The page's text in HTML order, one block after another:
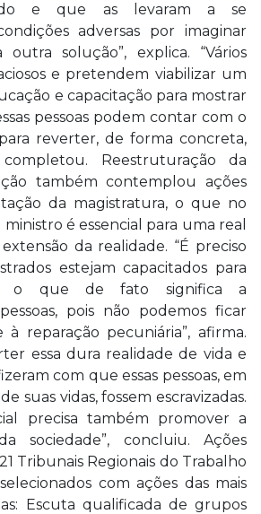
e que as levaram a se
adversas por imaginar
solução”, explica. “Vários
e pretendem viabilizar um
e capacitação para mostrar
pessoas podem contar com o
reverter, de forma concreta,
completou. Reestruturação da
também contemplou ações
da magistratura, o que no
é essencial para uma real
da realidade. “É preciso
estejam capacitados para
o que de fato significa a
pois não podemos ficar
à reparação pecuniária”, afirma.
essa dura realidade de vida e
com que essas pessoas, em
suas vidas, fossem escravizadas.
precisa também promover a
sociedade”, concluiu. Ações
Tribunais Regionais do Trabalho
com ações das mais
Escuta qualificada de grupos